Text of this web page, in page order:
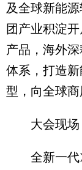
及全球新能
团产业积淀
产品，海外
体系，打造
型，向全球商
大会现场，
全新一代